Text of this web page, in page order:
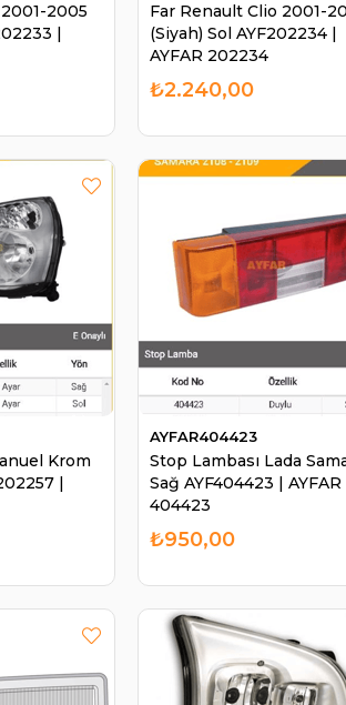
2005
|
Far Renault Clio 2001-
(Siyah) Sol AYF202234 |
AYFAR 202234
₺2.240,00
Krom
|
Stop Lambası Lada
Sağ AYF404423 | AYFAR
404423
AYFAR404423
₺950,00